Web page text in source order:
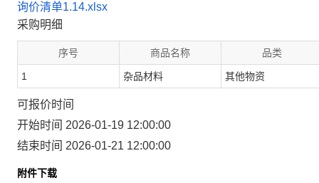
询价清单1.14.xlsx
采购明细
序号 商品名称 品类
1 杂品材料 其他物资
可报价时间
开始时间 2026-01-19 12:00:00
结束时间 2026-01-21 12:00:00
附件下载